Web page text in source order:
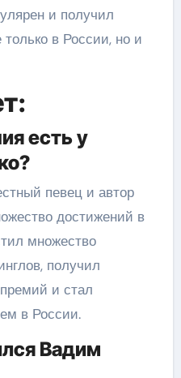
и получил
в России, но и
есть у
певец и автор
достижений в
множество
получил
и стал
в России.
Вадим